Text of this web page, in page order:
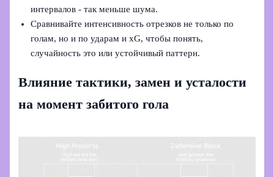
интервалов - так меньше шума.
Сравнивайте интенсивность отрезков не только по
голам, но и по ударам и xG, чтобы понять,
случайность это или устойчивый паттерн.
Влияние тактики, замен и усталости
на момент забитого гола